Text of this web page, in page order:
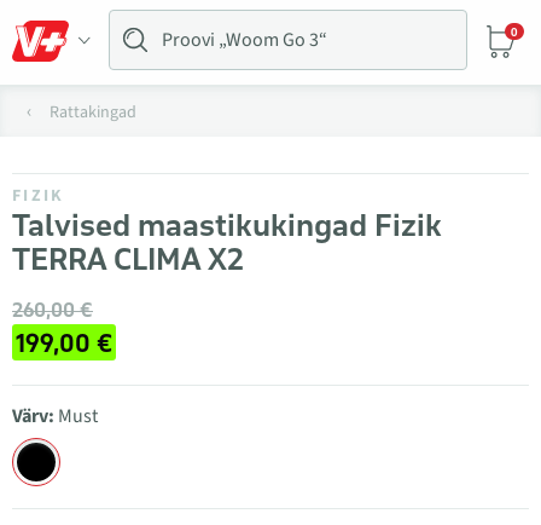
0
Rattakingad
FIZIK
Talvised maastikukingad Fizik
TERRA CLIMA X2
260,00 €
199,00 €
Värv: Must